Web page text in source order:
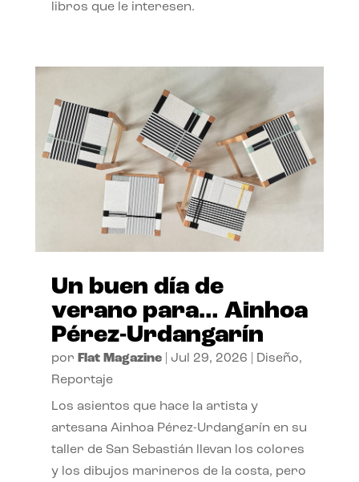
libros que le interesen.
Un buen día de
verano para… Ainhoa
Pérez-Urdangarín
por Flat Magazine| Jul 29, 2026 Diseño,
Reportaje
Los asientos que hace la artista y
artesana Ainhoa Pérez-Urdangarín en su
taller de San Sebastián llevan los colores
y los dibujos marineros de la costa, pero